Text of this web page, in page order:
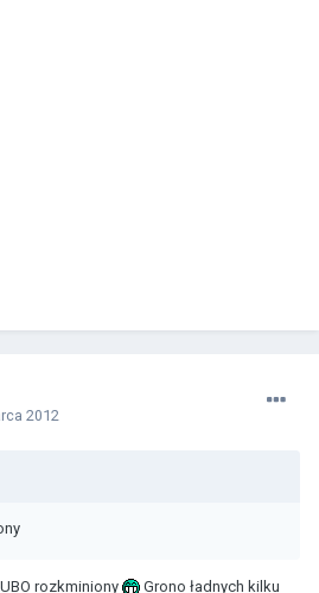
2012
rozkminiony Grono ładnych kilku